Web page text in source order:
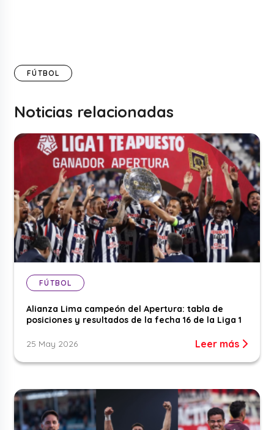
FÚTBOL
Noticias relacionadas
FÚTBOL
Alianza Lima campeón del Apertura: tabla de
posiciones y resultados de la fecha 16 de la Liga 1
25 May 2026 Leer más